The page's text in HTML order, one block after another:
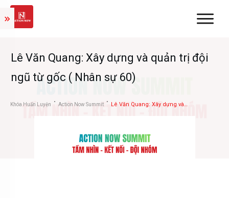
Lê Văn Quang: Xây dựng và quản trị đội
ngũ từ gốc ( Nhân sự 60)
Khóa Huấn Luyện Action Now Summit Lê Văn Quang: Xây dựng và quản trị đội ngũ từ gốc ( Nhân sự 60)